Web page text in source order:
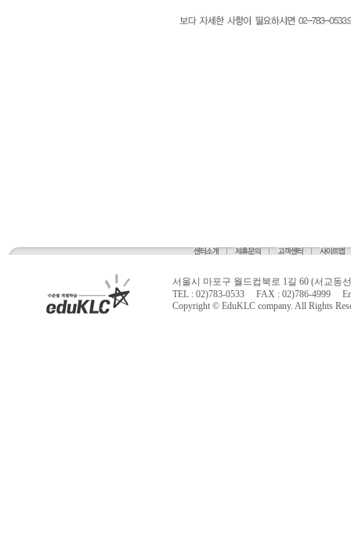
서울시 마포구 월드컵북로 1길 60 (서교동
TEL : 02)783-0533 FAX : 02)786-4999
Copyright © EduKLC company. All Rights